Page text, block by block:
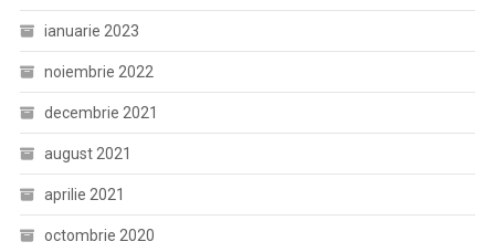
ianuarie 2023
noiembrie 2022
decembrie 2021
august 2021
aprilie 2021
octombrie 2020